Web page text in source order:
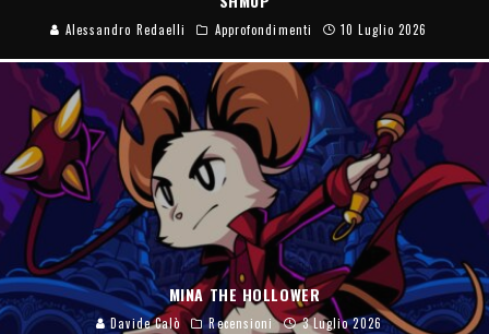
Alessandro Redaelli Approfondimenti 10 Luglio 2026
MINA THE HOLLOWER
Davide Calò Recensioni 3 Luglio 2026